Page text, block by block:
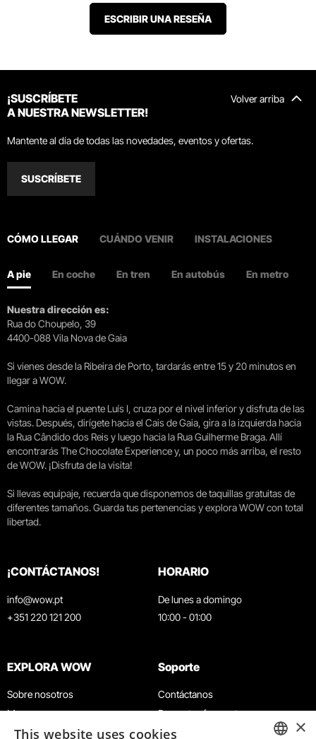
ESCRIBIR UNA RESEÑA
Volver arriba
¡SUSCRÍBETE
A NUESTRA NEWSLETTER!
Mantente al día de todas las novedades, eventos y ofertas.
SUSCRÍBETE
CÓMO LLEGAR CUÁNDO VENIR INSTALACIONES
A pie En coche En tren En autobús En metro
Nuestra dirección es:
Rua do Choupelo, 39
4400-088 Vila Nova de Gaia
Si vienes desde la Ribeira de Porto, tardarás entre 15 y 20 minutos en
llegar a WOW.
Camina hacia el puente Luís I, cruza por el nivel inferior y disfruta de las
vistas. Después, dirígete hacia el Cais de Gaia, gira a la izquierda hacia
la Rua Cândido dos Reis y luego hacia la Rua Guilherme Braga. Allí
encontrarás The Chocolate Experience y, un poco más arriba, el resto
de WOW. ¡Disfruta de la visita!
Si llevas equipaje, recuerda que disponemos de taquillas gratuitas de
diferentes tamaños. Guarda tus pertenencias y explora WOW con total
libertad.
¡CONTÁCTANOS!
info@wow.pt
+351 220 121 200
HORARIO
De lunes a domingo
10:00 - 01:00
EXPLORA WOW
Sobre nosotros
Museos
Agenda
Soporte
Contáctanos
Preguntas frecuentes
Términos y condiciones
×
This website uses cookies